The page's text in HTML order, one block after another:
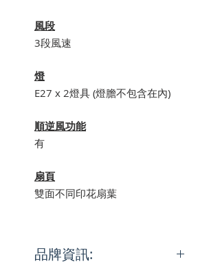
風段
3段風速
燈
E27 x 2燈具 (燈膽不包含在內)
順逆風功能
有
扇頁
雙面不同印花扇葉
品牌資訊: